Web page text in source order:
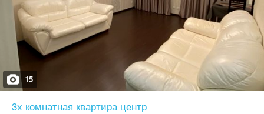
15
3х комнатная квартира центр